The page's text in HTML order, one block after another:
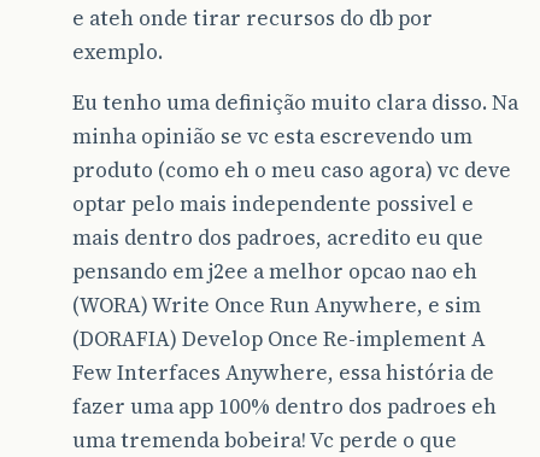
e ateh onde tirar recursos do db por
exemplo.
Eu tenho uma definição muito clara disso. Na
minha opinião se vc esta escrevendo um
produto (como eh o meu caso agora) vc deve
optar pelo mais independente possivel e
mais dentro dos padroes, acredito eu que
pensando em j2ee a melhor opcao nao eh
(WORA) Write Once Run Anywhere, e sim
(DORAFIA) Develop Once Re-implement A
Few Interfaces Anywhere, essa história de
fazer uma app 100% dentro dos padroes eh
uma tremenda bobeira! Vc perde o que